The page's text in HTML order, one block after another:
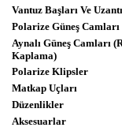
Vantuz Başları Ve
Polarize Güneş Camları
Aynalı Güneş Camları
Kaplama)
Polarize Klipsler
Matkap Uçları
Düzenlikler
Aksesuarlar